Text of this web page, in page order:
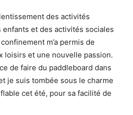
des activités
et des activités sociales
m’a permis de
loisirs et une nouvelle passion.
de faire du paddleboard dans
je suis tombée sous le charme
cet été, pour sa facilité de